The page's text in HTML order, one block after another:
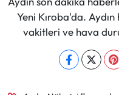
Yeni Kıroba'da.
vakitleri ve hava